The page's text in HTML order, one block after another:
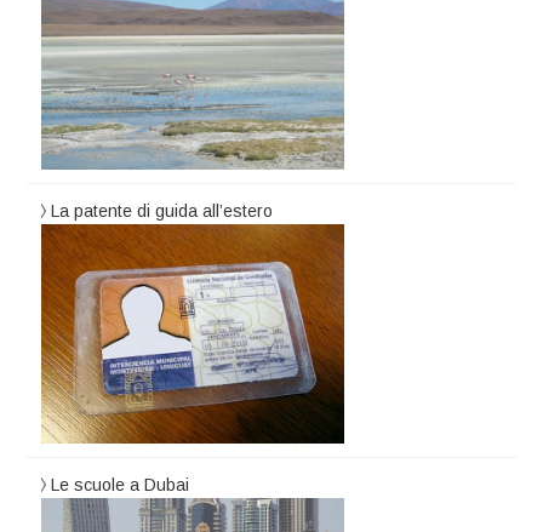
La patente di guida all’estero
Le scuole a Dubai